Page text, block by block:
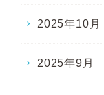
2025年10月
2025年9月